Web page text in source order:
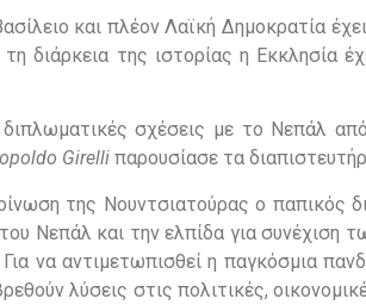
και πλέον Λαϊκή Δημοκρατία
διάρκεια της ιστορίας η Εκκλησία
σχέσεις με το Νεπάλ
Girelli παρουσίασε τα
της Νουντσιατούρας ο παπικός
Νεπάλ και την ελπίδα για συνέχιση
να αντιμετωπισθεί η παγκόσμια
λύσεις στις πολιτικές,